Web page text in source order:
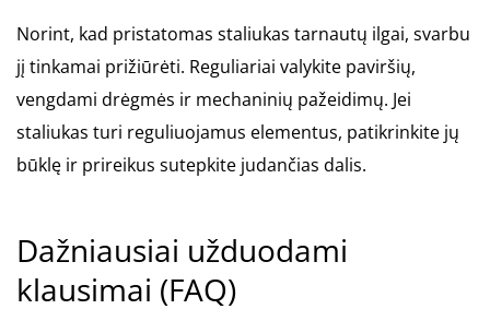
Norint, kad pristatomas staliukas tarnautų ilgai, svarbu
jį tinkamai prižiūrėti. Reguliariai valykite paviršių,
vengdami drėgmės ir mechaninių pažeidimų. Jei
staliukas turi reguliuojamus elementus, patikrinkite jų
būklę ir prireikus sutepkite judančias dalis.
Dažniausiai užduodami
klausimai (FAQ)